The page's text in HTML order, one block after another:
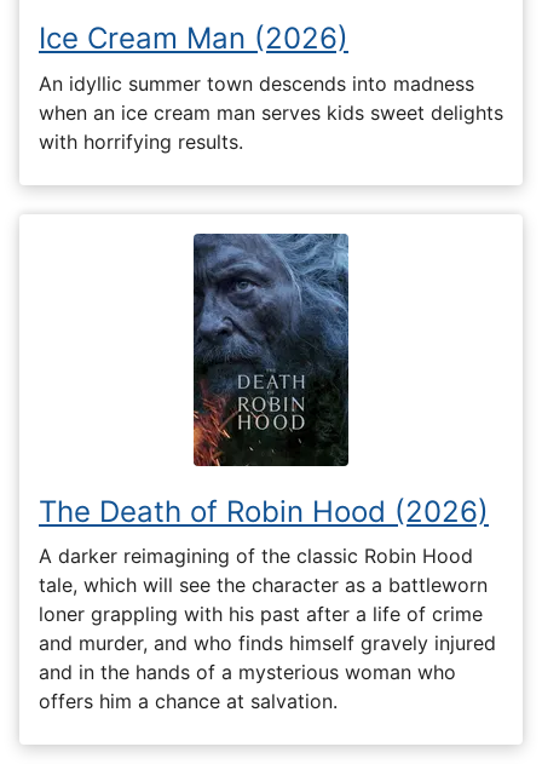
Ice Cream Man (2026)
An idyllic summer town descends into madness
when an ice cream man serves kids sweet delights
with horrifying results.
The Death of Robin Hood (2026)
A darker reimagining of the classic Robin Hood
tale, which will see the character as a battleworn
loner grappling with his past after a life of crime
and murder, and who finds himself gravely injured
and in the hands of a mysterious woman who
offers him a chance at salvation.